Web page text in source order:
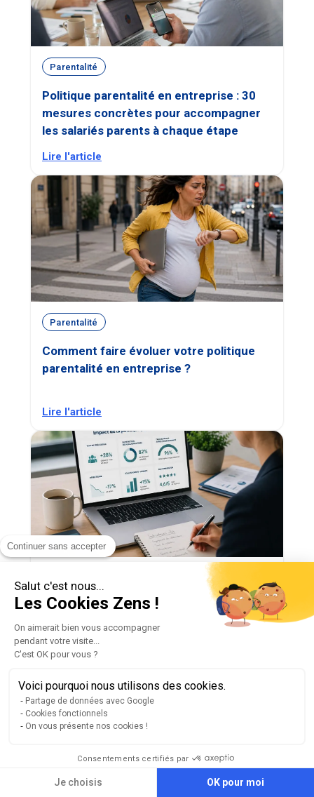
Continuer sans accepter
Salut c'est nous...
Les Cookies Zens !
On aimerait bien vous accompagner
pendant votre visite...
C'est OK pour vous ?
Voici pourquoi nous utilisons des cookies.
Partage de données avec Google
Cookies fonctionnels
On vous présente nos cookies !
Consentements certifiés par
Je choisis OK pour moi
Parentalité
Politique parentalité en entreprise : 30
mesures concrètes pour accompagner
les salariés parents à chaque étape
Lire l'article
Parentalité
Comment faire évoluer votre politique
parentalité en entreprise ?
Lire l'article
Comment mesurer l’impact de sa
politique parentalité ?